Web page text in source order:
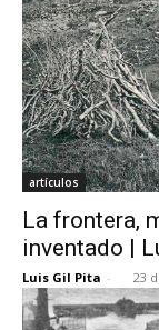
artículos
La frontera,
inventado |
Luis Gil Pita - 23